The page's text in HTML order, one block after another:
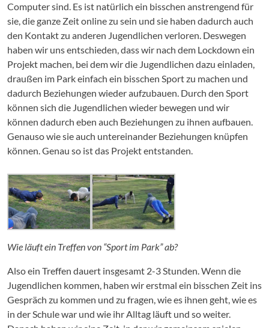
Computer sind. Es ist natürlich ein bisschen anstrengend für
sie, die ganze Zeit online zu sein und sie haben dadurch auch
den Kontakt zu anderen Jugendlichen verloren. Deswegen
haben wir uns entschieden, dass wir nach dem Lockdown ein
Projekt machen, bei dem wir die Jugendlichen dazu einladen,
draußen im Park einfach ein bisschen Sport zu machen und
dadurch Beziehungen wieder aufzubauen. Durch den Sport
können sich die Jugendlichen wieder bewegen und wir
können dadurch eben auch Beziehungen zu ihnen aufbauen.
Genauso wie sie auch untereinander Beziehungen knüpfen
können. Genau so ist das Projekt entstanden.
Wie läuft ein Treffen von “Sport im Park” ab?
Also ein Treffen dauert insgesamt 2-3 Stunden. Wenn die
Jugendlichen kommen, haben wir erstmal ein bisschen Zeit ins
Gespräch zu kommen und zu fragen, wie es ihnen geht, wie es
in der Schule war und wie ihr Alltag läuft und so weiter.